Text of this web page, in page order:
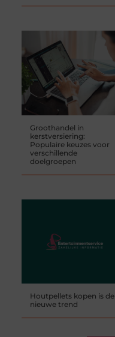
Groothandel in
kerstversiering:
Populaire keuzes voor
verschillende
doelgroepen
Houtpellets kopen is de
nieuwe trend